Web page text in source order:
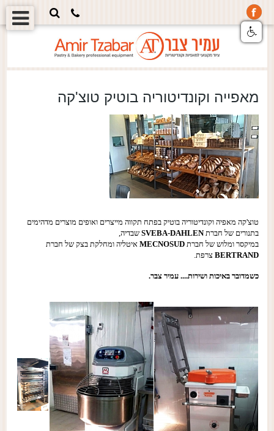
מאפייה וקונדיטוריה בוטיק טוצ'קה
טוצ'קה מאפיה וקונדיטוריה בוטיק בפתח תקווה מייצרים ואופים מוצרים מדהימים
בתנורים של חברתSVEBA-DAHLENשבדיה,
במיקסר ומלוש של חברת MECNOSUDאיטליה ומחלקת בצק של חברת
BERTRANDצרפת.
כשמדובר באיכות ושירות.... עמיר צבר.